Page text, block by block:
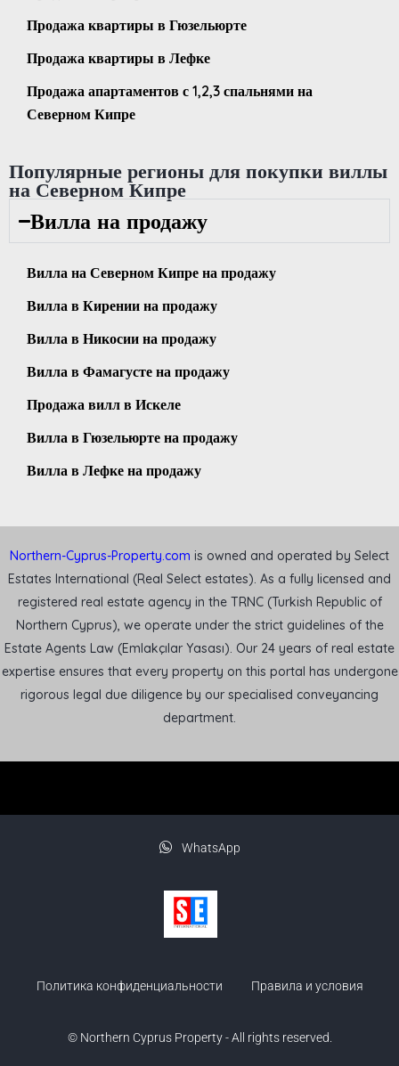
Продажа квартиры в Гюзельюрте
Продажа квартиры в Лефке
Продажа апартаментов с 1,2,3 спальнями на
Северном Кипре
Популярные регионы для покупки виллы
на Северном Кипре
Вилла на продажу
Вилла на Северном Кипре на продажу
Вилла в Кирении на продажу
Вилла в Никосии на продажу
Вилла в Фамагусте на продажу
Продажа вилл в Искеле
Вилла в Гюзельюрте на продажу
Вилла в Лефке на продажу
Northern-Cyprus-Property.com is owned and operated by Select
Estates International (Real Select estates). As a fully licensed and
registered real estate agency in the TRNC (Turkish Republic of
Northern Cyprus), we operate under the strict guidelines of the
Estate Agents Law (Emlakçılar Yasası). Our 24 years of real estate
expertise ensures that every property on this portal has undergone
rigorous legal due diligence by our specialised conveyancing
department.
WhatsApp
Политика конфиденциальности Правила и условия
© Northern Cyprus Property - All rights reserved.